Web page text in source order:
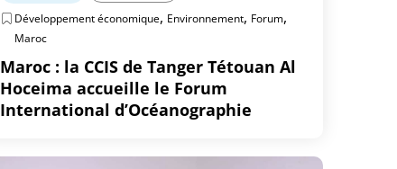
Développement économique, Environnement, Forum,
Maroc
Maroc : la CCIS de Tanger Tétouan Al
Hoceima accueille le Forum
International d’Océanographie